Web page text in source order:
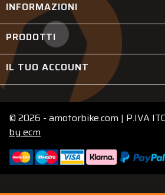
INFORMAZIONI
PRODOTTI
IL TUO ACCOUNT
© 2026 - amotorbike.com | P.IVA
byecm